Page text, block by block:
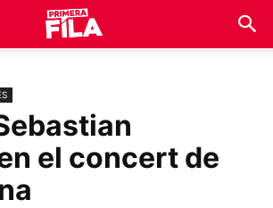
el concert de